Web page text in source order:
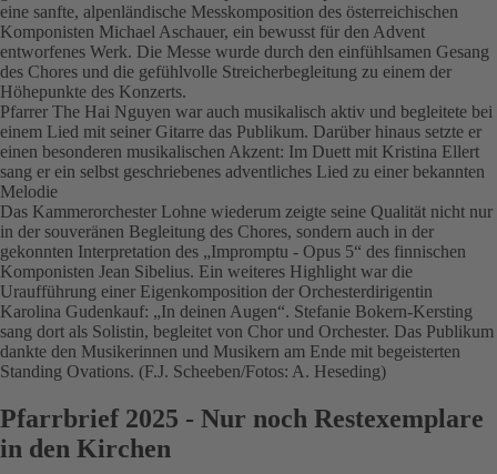
eine sanfte, alpenländische Messkomposition des österreichischen
Komponisten Michael Aschauer, ein bewusst für den Advent
entworfenes Werk. Die Messe wurde durch den einfühlsamen Gesang
des Chores und die gefühlvolle Streicherbegleitung zu einem der
Höhepunkte des Konzerts.
Pfarrer The Hai Nguyen war auch musikalisch aktiv und begleitete bei
einem Lied mit seiner Gitarre das Publikum. Darüber hinaus setzte er
einen besonderen musikalischen Akzent: Im Duett mit Kristina Ellert
sang er ein selbst geschriebenes adventliches Lied zu einer bekannten
Melodie
Das Kammerorchester Lohne wiederum zeigte seine Qualität nicht nur
in der souveränen Begleitung des Chores, sondern auch in der
gekonnten Interpretation des „Impromptu - Opus 5“ des finnischen
Komponisten Jean Sibelius. Ein weiteres Highlight war die
Uraufführung einer Eigenkomposition der Orchesterdirigentin
Karolina Gudenkauf: „In deinen Augen“. Stefanie Bokern-Kersting
sang dort als Solistin, begleitet von Chor und Orchester. Das Publikum
dankte den Musikerinnen und Musikern am Ende mit begeisterten
Standing Ovations. (F.J. Scheeben/Fotos: A. Heseding)
Pfarrbrief 2025 - Nur noch Restexemplare
in den Kirchen